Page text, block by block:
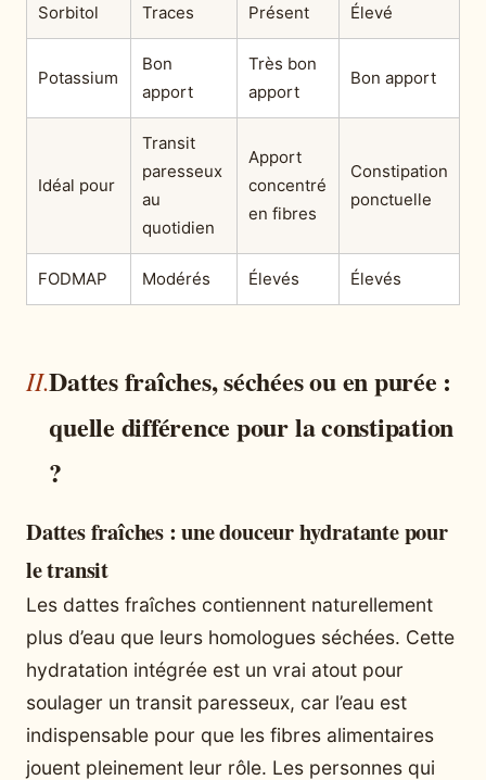
Sorbitol Traces Présent Élevé
Potassium
Bon
apport
Très bon
apport
Bon apport
Idéal pour
Transit
paresseux
au
quotidien
Apport
concentré
en fibres
Constipation
ponctuelle
FODMAP Modérés Élevés Élevés
Dattes fraîches, séchées ou en purée :
quelle différence pour la constipation
?
Dattes fraîches : une douceur hydratante pour
le transit
Les dattes fraîches contiennent naturellement
plus d’eau que leurs homologues séchées. Cette
hydratation intégrée est un vrai atout pour
soulager un transit paresseux, car l’eau est
indispensable pour que les fibres alimentaires
jouent pleinement leur rôle. Les personnes qui